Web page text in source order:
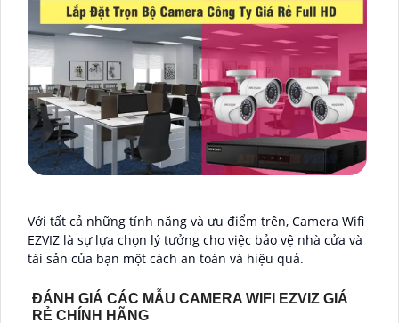
Với tất cả những tính năng và ưu điểm trên, Camera Wifi
EZVIZ là sự lựa chọn lý tưởng cho việc bảo vệ nhà cửa và
tài sản của bạn một cách an toàn và hiệu quả.
ĐÁNH GIÁ CÁC MẪU CAMERA WIFI EZVIZ GIÁ
RẺ CHÍNH HÃNG